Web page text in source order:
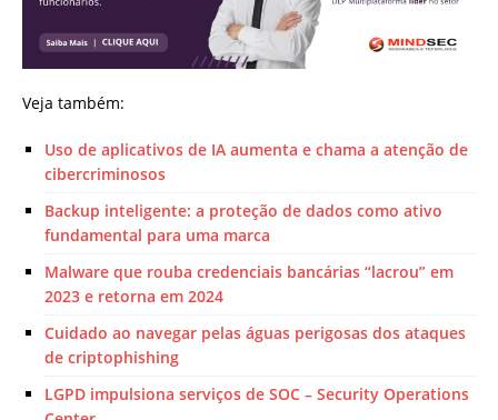
Veja também:
Uso de aplicativos de IA aumenta e chama a atenção de
cibercriminosos
Backup inteligente: a proteção de dados como ativo
fundamental para uma marca
Malware que rouba credenciais bancárias “lacrou” em
2023 e retorna em 2024
Cuidado ao navegar pelas águas perigosas dos ataques
de criptophishing
LGPD impulsiona serviços de SOC – Security Operations